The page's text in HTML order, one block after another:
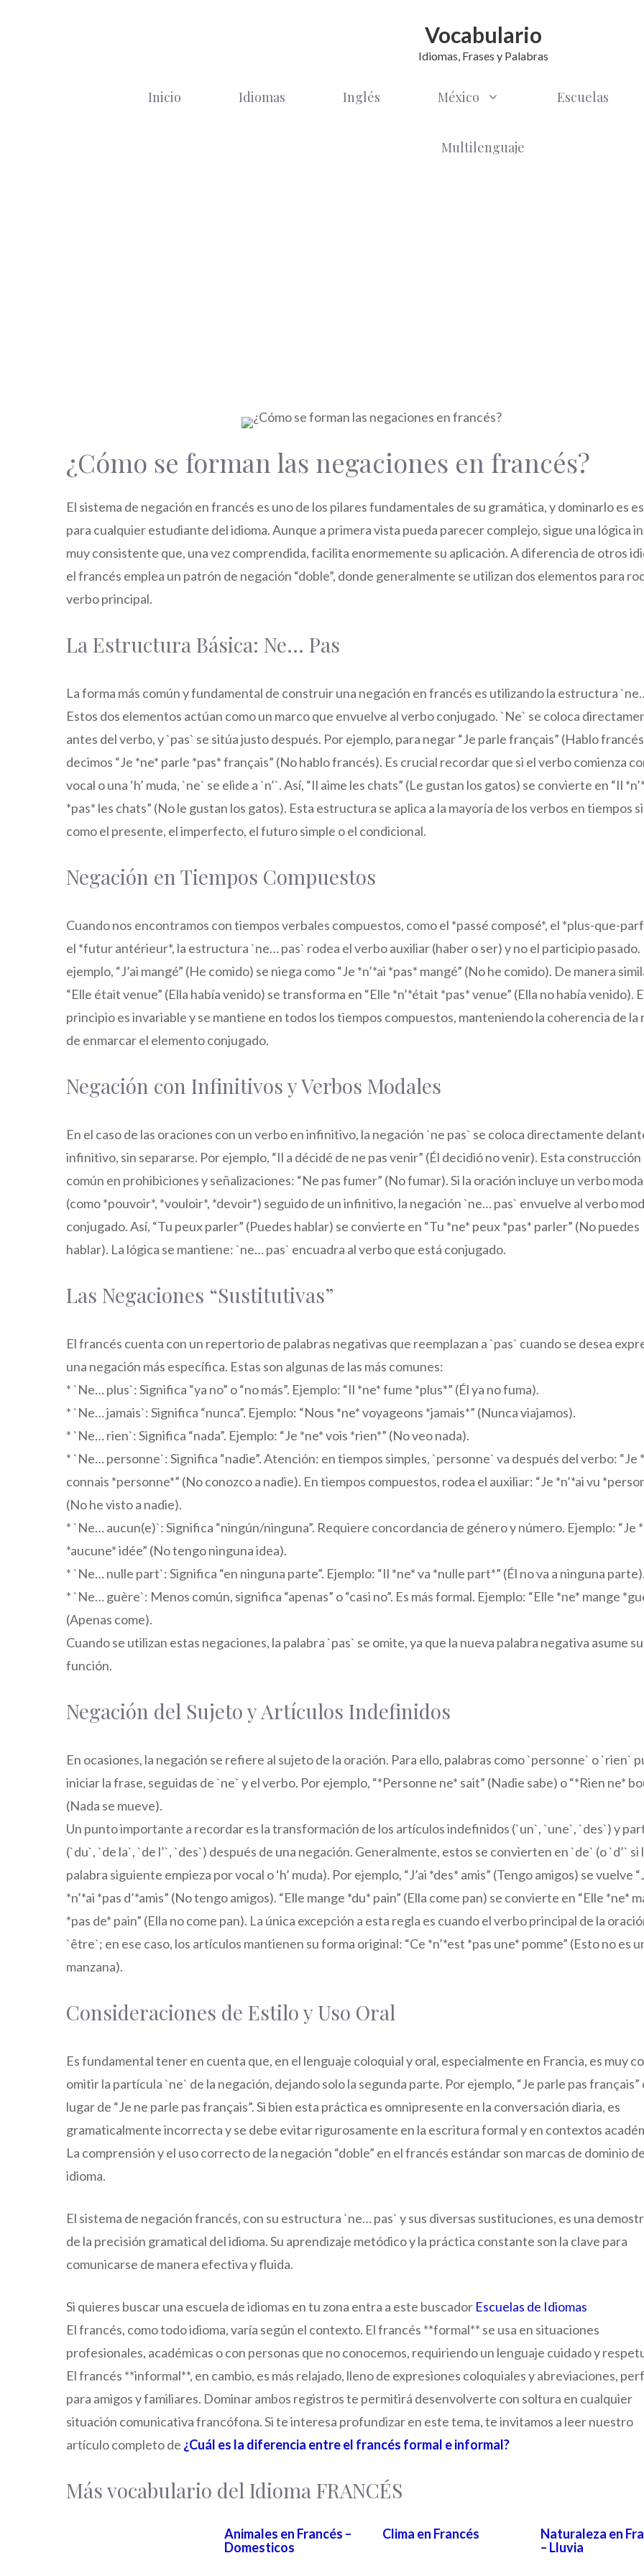
Vocabulario
Idiomas, Frases y Palabras
Inicio Idiomas Inglés México Escuelas
Multilenguaje
¿Cómo se forman las negaciones en francés?
El sistema de negación en francés es uno de los pilares fundamentales de su gramática, y dominarlo es
para cualquier estudiante del idioma. Aunque a primera vista pueda parecer complejo, sigue una lógica
muy consistente que, una vez comprendida, facilita enormemente su aplicación. A diferencia de otros
el francés emplea un patrón de negación “doble”, donde generalmente se utilizan dos elementos para
verbo principal.
La Estructura Básica: Ne… Pas
La forma más común y fundamental de construir una negación en francés es utilizando la estructura
Estos dos elementos actúan como un marco que envuelve al verbo conjugado. `Ne` se coloca
antes del verbo, y `pas` se sitúa justo después. Por ejemplo, para negar “Je parle français” (Hablo
decimos “Je *ne* parle *pas* français” (No hablo francés). Es crucial recordar que si el verbo comienza
vocal o una ‘h’ muda, `ne` se elide a `n’`. Así, “Il aime les chats” (Le gustan los gatos) se convierte en “Il
*pas* les chats” (No le gustan los gatos). Esta estructura se aplica a la mayoría de los verbos en tiempos
como el presente, el imperfecto, el futuro simple o el condicional.
Negación en Tiempos Compuestos
Cuando nos encontramos con tiempos verbales compuestos, como el *passé composé*, el *plus-que-
el *futur antérieur*, la estructura `ne… pas` rodea el verbo auxiliar (haber o ser) y no el participio pasado.
ejemplo, “J’ai mangé” (He comido) se niega como “Je *n’*ai *pas* mangé” (No he comido). De manera
“Elle était venue” (Ella había venido) se transforma en “Elle *n’*était *pas* venue” (Ella no había venido).
principio es invariable y se mantiene en todos los tiempos compuestos, manteniendo la coherencia de la
de enmarcar el elemento conjugado.
Negación con Infinitivos y Verbos Modales
En el caso de las oraciones con un verbo en infinitivo, la negación `ne pas` se coloca directamente
infinitivo, sin separarse. Por ejemplo, “Il a décidé de ne pas venir” (Él decidió no venir). Esta construcción
común en prohibiciones y señalizaciones: “Ne pas fumer” (No fumar). Si la oración incluye un verbo
(como *pouvoir*, *vouloir*, *devoir*) seguido de un infinitivo, la negación `ne… pas` envuelve al verbo
conjugado. Así, “Tu peux parler” (Puedes hablar) se convierte en “Tu *ne* peux *pas* parler” (No puedes
hablar). La lógica se mantiene: `ne… pas` encuadra al verbo que está conjugado.
Las Negaciones “Sustitutivas”
El francés cuenta con un repertorio de palabras negativas que reemplazan a `pas` cuando se desea
una negación más específica. Estas son algunas de las más comunes:
* `Ne… plus`: Significa “ya no” o “no más”. Ejemplo: “Il *ne* fume *plus*” (Él ya no fuma).
* `Ne… jamais`: Significa “nunca”. Ejemplo: “Nous *ne* voyageons *jamais*” (Nunca viajamos).
* `Ne… rien`: Significa “nada”. Ejemplo: “Je *ne* vois *rien*” (No veo nada).
* `Ne… personne`: Significa “nadie”. Atención: en tiempos simples, `personne` va después del verbo: “Je
connais *personne*” (No conozco a nadie). En tiempos compuestos, rodea el auxiliar: “Je *n’*ai vu
(No he visto a nadie).
* `Ne… aucun(e)`: Significa “ningún/ninguna”. Requiere concordancia de género y número. Ejemplo: “Je
*aucune* idée” (No tengo ninguna idea).
* `Ne… nulle part`: Significa “en ninguna parte”. Ejemplo: “Il *ne* va *nulle part*” (Él no va a ninguna parte).
* `Ne… guère`: Menos común, significa “apenas” o “casi no”. Es más formal. Ejemplo: “Elle *ne* mange
(Apenas come).
Cuando se utilizan estas negaciones, la palabra `pas` se omite, ya que la nueva palabra negativa asume su
función.
Negación del Sujeto y Artículos Indefinidos
En ocasiones, la negación se refiere al sujeto de la oración. Para ello, palabras como `personne` o `rien`
iniciar la frase, seguidas de `ne` y el verbo. Por ejemplo, “*Personne ne* sait” (Nadie sabe) o “*Rien ne*
(Nada se mueve).
Un punto importante a recordar es la transformación de los artículos indefinidos (`un`, `une`, `des`) y
(`du`, `de la`, `de l’`, `des`) después de una negación. Generalmente, estos se convierten en `de` (o `d’` si
palabra siguiente empieza por vocal o ‘h’ muda). Por ejemplo, “J’ai *des* amis” (Tengo amigos) se vuelve
*n’*ai *pas d’*amis” (No tengo amigos). “Elle mange *du* pain” (Ella come pan) se convierte en “Elle *ne*
*pas de* pain” (Ella no come pan). La única excepción a esta regla es cuando el verbo principal de la
`être`; en ese caso, los artículos mantienen su forma original: “Ce *n’*est *pas une* pomme” (Esto no es
manzana).
Consideraciones de Estilo y Uso Oral
Es fundamental tener en cuenta que, en el lenguaje coloquial y oral, especialmente en Francia, es muy
omitir la partícula `ne` de la negación, dejando solo la segunda parte. Por ejemplo, “Je parle pas français”
lugar de “Je ne parle pas français”. Si bien esta práctica es omnipresente en la conversación diaria, es
gramaticalmente incorrecta y se debe evitar rigurosamente en la escritura formal y en contextos
La comprensión y el uso correcto de la negación “doble” en el francés estándar son marcas de dominio
idioma.
El sistema de negación francés, con su estructura `ne… pas` y sus diversas sustituciones, es una
de la precisión gramatical del idioma. Su aprendizaje metódico y la práctica constante son la clave para
comunicarse de manera efectiva y fluida.
Si quieres buscar una escuela de idiomas en tu zona entra a este buscador Escuelas de Idiomas
El francés, como todo idioma, varía según el contexto. El francés **formal** se usa en situaciones
profesionales, académicas o con personas que no conocemos, requiriendo un lenguaje cuidado y
El francés **informal**, en cambio, es más relajado, lleno de expresiones coloquiales y abreviaciones,
para amigos y familiares. Dominar ambos registros te permitirá desenvolverte con soltura en cualquier
situación comunicativa francófona. Si te interesa profundizar en este tema, te invitamos a leer nuestro
artículo completo de ¿Cuál es la diferencia entre el francés formal e informal?
Más vocabulario del Idioma FRANCÉS
Animales en Francés –
Domesticos
Clima en Francés
Naturaleza en
– Lluvia